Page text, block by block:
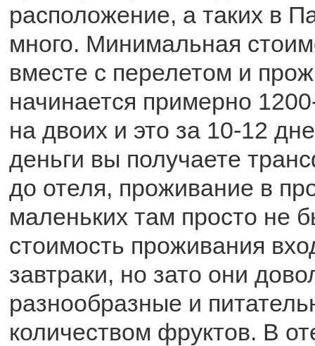
расположение, а таких в
много. Минимальная
вместе с перелетом и
начинается примерно
на двоих и это за 10-12
деньги вы получаете
до отеля, проживание в
маленьких там просто не
стоимость проживания
завтраки, но зато они
разнообразные и
количеством фруктов. В